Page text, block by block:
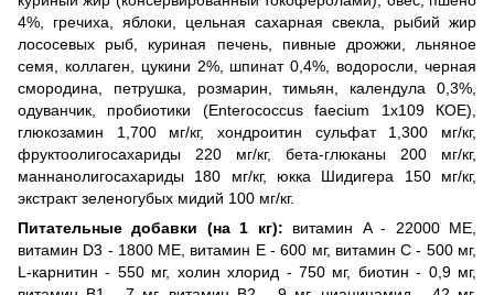
4%, гречиха, яблоки, цельная сахарная свекла, рыбий жир
лососевых рыб, куриная печень, пивные дрожжи, льняное
семя, коллаген, цукини 2%, шпинат 0,4%, водоросли, черная
смородина, петрушка, розмарин, тимьян, календула 0,3%,
одуванчик, пробиотики (Enterococcus faecium 1x109 КОЕ),
глюкозамин 1,700 мг/кг, хондроитин сульфат 1,300 мг/кг,
фруктоолигосахариды 220 мг/кг, бета-глюканы 200 мг/кг,
маннанолигосахариды 180 мг/кг, юкка Шидигера 150 мг/кг,
экстракт зеленогубых мидий 100 мг/кг.
Питательные добавки (на 1 кг): витамин A - 22000 МЕ,
витамин D3 - 1800 МЕ, витамин E - 600 мг, витамин C - 500 мг,
L-карнитин - 550 мг, холин хлорид - 750 мг, биотин - 0,9 мг,